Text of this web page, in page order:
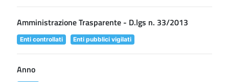
Amministrazione Trasparente - D.lgs n. 33/2013
Enti controllati Enti pubblici vigilati
Anno